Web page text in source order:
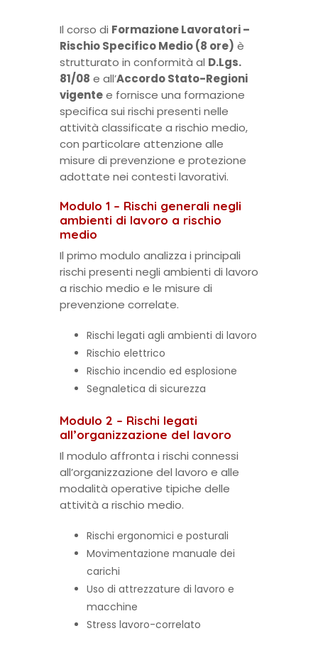
Il corso di Formazione Lavoratori –
Rischio Specifico Medio (8 ore) è
strutturato in conformità al D.Lgs.
81/08 e all’Accordo Stato-Regioni
vigentee fornisce una formazione
specifica sui rischi presenti nelle
attività classificate a rischio medio,
con particolare attenzione alle
misure di prevenzione e protezione
adottate nei contesti lavorativi.
Modulo 1 – Rischi generali negli
ambienti di lavoro a rischio
medio
Il primo modulo analizza i principali
rischi presenti negli ambienti di lavoro
a rischio medio e le misure di
prevenzione correlate.
Rischi legati agli ambienti di lavoro
Rischio elettrico
Rischio incendio ed esplosione
Segnaletica di sicurezza
Modulo 2 – Rischi legati
all’organizzazione del lavoro
Il modulo affronta i rischi connessi
all’organizzazione del lavoro e alle
modalità operative tipiche delle
attività a rischio medio.
Rischi ergonomici e posturali
Movimentazione manuale dei
carichi
Uso di attrezzature di lavoro e
macchine
Stress lavoro-correlato